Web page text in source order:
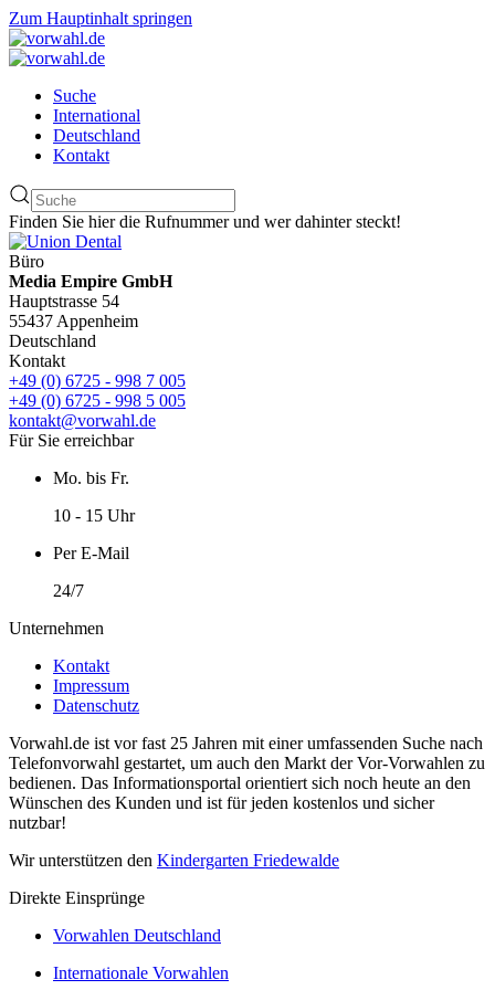
Zum Hauptinhalt springen
Suche
International
Deutschland
Kontakt
Finden Sie hier die Rufnummer und wer dahinter steckt!
Büro
Media Empire GmbH
Hauptstrasse 54
55437 Appenheim
Deutschland
Kontakt
+49 (0) 6725 - 998 7 005
+49 (0) 6725 - 998 5 005
kontakt@vorwahl.de
Für Sie erreichbar
Mo. bis Fr.
10 - 15 Uhr
Per E-Mail
24/7
Unternehmen
Kontakt
Impressum
Datenschutz
Vorwahl.de ist vor fast 25 Jahren mit einer umfassenden Suche nach
Telefonvorwahl gestartet, um auch den Markt der Vor-Vorwahlen zu
bedienen. Das Informationsportal orientiert sich noch heute an den
Wünschen des Kunden und ist für jeden kostenlos und sicher
nutzbar!
Wir unterstützen den Kindergarten Friedewalde
Direkte Einsprünge
Vorwahlen Deutschland
Internationale Vorwahlen